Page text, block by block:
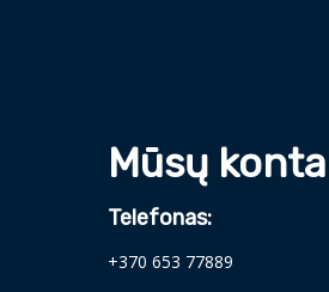
Mūsų
Telefonas:
+370 653 77889